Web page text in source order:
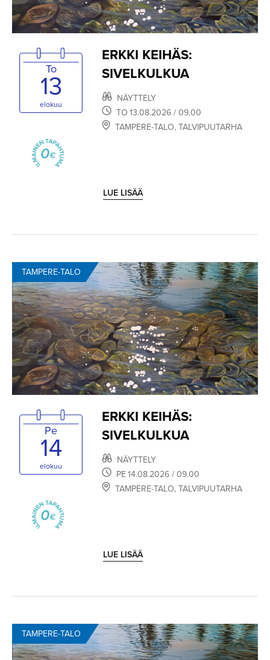
To
13
elokuu
ERKKI KEIHÄS:
SIVELKULKUA
NÄYTTELY
TO13.08.2026/ 09.00
TAMPERE-TALO,TALVIPUUTARHA
LUE LISÄÄ
Pe
14
elokuu
TAMPERE-TALO
ERKKI KEIHÄS:
SIVELKULKUA
NÄYTTELY
PE14.08.2026/ 09.00
TAMPERE-TALO,TALVIPUUTARHA
LUE LISÄÄ
TAMPERE-TALO